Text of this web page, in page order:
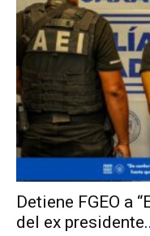
Detiene FGEO a
del ex